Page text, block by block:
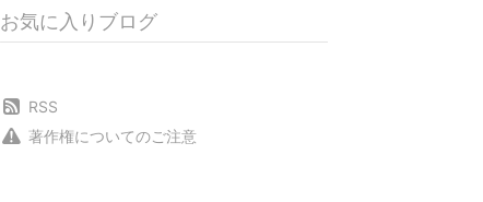
お気に入りブログ
RSS
著作権についてのご注意